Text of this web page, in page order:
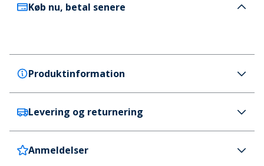
Køb nu, betal senere
Produktinformation
Name It
Name It Drenge Victor T Shirt Peyote
Farve
Beige / Flerfarvet
Levering og returnering
Danmark
59 kr. (700 kr.+ GRATIS)
Anmeldelser